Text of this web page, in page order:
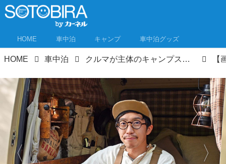
HOME 車中泊 キャンプ 車中泊グッズ
HOME 車中泊 クルマが主体のキャンプスタイル「VAN CAMP」 こだわり派が続々参戦！イベントレポート